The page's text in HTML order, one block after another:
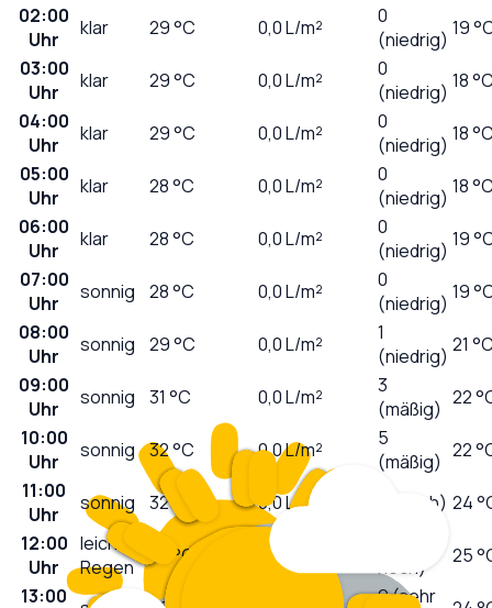
02:00
Uhr
klar 29°C 0,0L/m²
0
(niedrig) 19
03:00
Uhr
klar 29°C 0,0L/m²
0
(niedrig) 18
04:00
Uhr
klar 29°C 0,0L/m²
0
(niedrig) 18
05:00
Uhr
klar 28°C 0,0L/m²
0
(niedrig) 18
06:00
Uhr
klar 28°C 0,0L/m²
0
(niedrig) 19
07:00
Uhr
sonnig 28°C 0,0L/m²
0
(niedrig) 19
08:00
Uhr
sonnig 29°C 0,0L/m²
1
(niedrig) 21
09:00
Uhr
sonnig 31 °C 0,0L/m²
3
(mäßig) 22
10:00
Uhr
sonnig 32°C 0,0L/m²
5
(mäßig) 22
11:00
Uhr
sonnig 32°C 0,0L/m² 7 (hoch) 24
12:00
Uhr
leichter
Regen
°C 0,1
hoch)
25
13:00
9 (sehr